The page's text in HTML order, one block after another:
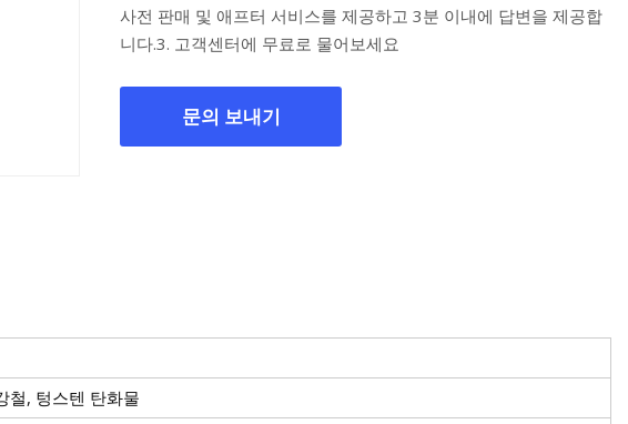
사전 판매 및 애프터 서비스를 제공하고 3분 이내에 답변을 제공합
니다.3. 고객센터에 무료로 물어보세요
문의 보내기
철, 텅스텐 탄화물